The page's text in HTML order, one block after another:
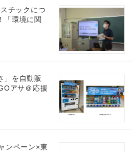
チックにつ
「環境に関
」を自動販
アサ＠応援
ンペーン×東